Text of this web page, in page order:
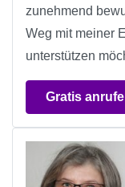
zunehmend
Weg mit meiner
unterstützen
Gratis